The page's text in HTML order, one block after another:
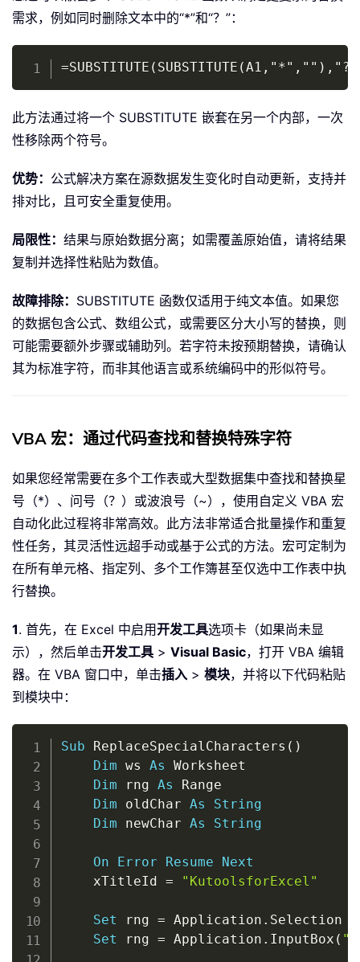
需求，例如同时删除文本中的“*”和“？”：
Copy
此方法通过将一个 SUBSTITUTE 嵌套在另一个内部，一次
性移除两个符号。
优势： 公式解决方案在源数据发生变化时自动更新，支持并
排对比，且可安全重复使用。
局限性： 结果与原始数据分离；如需覆盖原始值，请将结果
复制并选择性粘贴为数值。
故障排除： SUBSTITUTE 函数仅适用于纯文本值。如果您
的数据包含公式、数组公式，或需要区分大小写的替换，则
可能需要额外步骤或辅助列。若字符未按预期替换，请确认
其为标准字符，而非其他语言或系统编码中的形似符号。
VBA 宏：通过代码查找和替换特殊字符
如果您经常需要在多个工作表或大型数据集中查找和替换星
号（*）、问号（？）或波浪号（~），使用自定义 VBA 宏
自动化此过程将非常高效。此方法非常适合批量操作和重复
性任务，其灵活性远超手动或基于公式的方法。宏可定制为
在所有单元格、指定列、多个工作簿甚至仅选中工作表中执
行替换。
1. 首先，在 Excel 中启用开发工具选项卡（如果尚未显
示），然后单击开发工具 > Visual Basic，打开 VBA 编辑
器。在 VBA 窗口中，单击插入 > 模块，并将以下代码粘贴
到模块中：
Sub ReplaceSpecialCharacters ( )
Dim ws As Worksheet
Dim rng As Range
Dim oldChar As
String
Dim newChar As String
On Error Resume
Next
    xTitleId
= "KutoolsforExcel"
Set rng = Application . Selection
Set rng = Application . InputBox (
Copy